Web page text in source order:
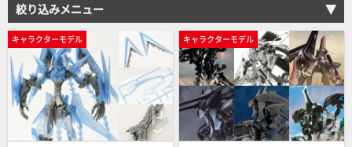
絞り込みメニュー
キャラクターモデル キャラクターモデル